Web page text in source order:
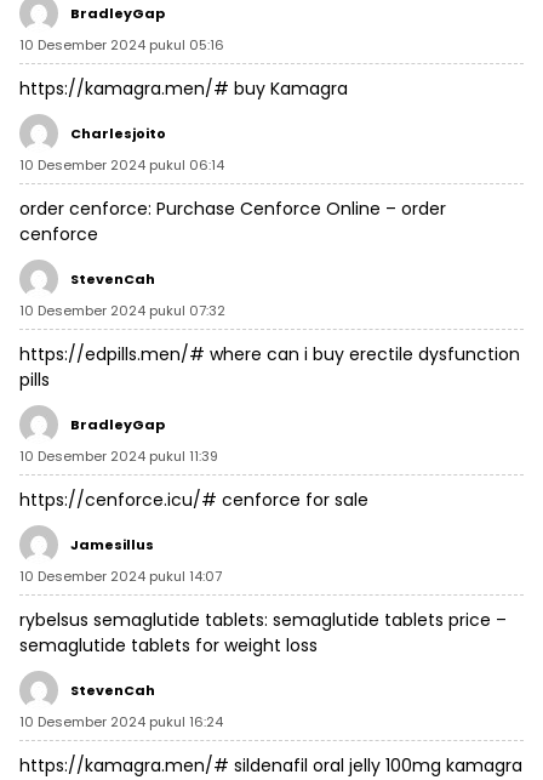
BradleyGap
10 Desember 2024 pukul 05:16
https://kamagra.men/# buy Kamagra
Charlesjoito
10 Desember 2024 pukul 06:14
order cenforce: Purchase Cenforce Online – order
cenforce
StevenCah
10 Desember 2024 pukul 07:32
https://edpills.men/# where can i buy erectile dysfunction
pills
BradleyGap
10 Desember 2024 pukul 11:39
https://cenforce.icu/# cenforce for sale
Jamesillus
10 Desember 2024 pukul 14:07
rybelsus semaglutide tablets: semaglutide tablets price –
semaglutide tablets for weight loss
StevenCah
10 Desember 2024 pukul 16:24
https://kamagra.men/# sildenafil oral jelly 100mg kamagra